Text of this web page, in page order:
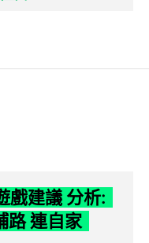
戲建議 分析:
路 連自家